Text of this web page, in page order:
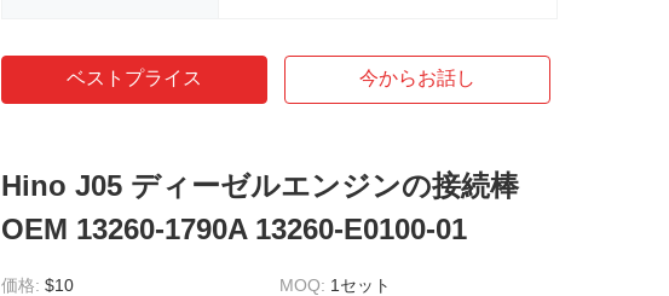
ベストプライス 今からお話し
Hino J05 ディーゼルエンジンの接続棒
OEM 13260-1790A 13260-E0100-01
価格: $10 MOQ: 1セット